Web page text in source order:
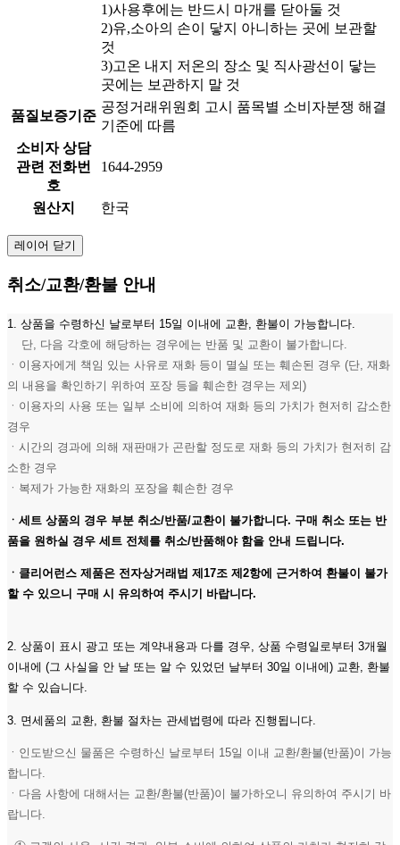
1)사용후에는 반드시 마개를 닫아둘 것
2)유,소아의 손이 닿지 아니하는 곳에 보관할
것
3)고온 내지 저온의 장소 및 직사광선이 닿는
곳에는 보관하지 말 것
품질보증기준
공정거래위원회 고시 품목별 소비자분쟁 해결
기준에 따름
소비자 상담
관련 전화번
호
1644-2959
원산지 한국
레이어 닫기
취소/교환/환불 안내
1. 상품을 수령하신 날로부터 15일 이내에 교환, 환불이 가능합니다.
단, 다음 각호에 해당하는 경우에는 반품 및 교환이 불가합니다.
ㆍ이용자에게 책임 있는 사유로 재화 등이 멸실 또는 훼손된 경우 (단, 재화
의 내용을 확인하기 위하여 포장 등을 훼손한 경우는 제외)
ㆍ이용자의 사용 또는 일부 소비에 의하여 재화 등의 가치가 현저히 감소한
경우
ㆍ시간의 경과에 의해 재판매가 곤란할 정도로 재화 등의 가치가 현저히 감
소한 경우
ㆍ복제가 가능한 재화의 포장을 훼손한 경우
ㆍ세트 상품의 경우 부분 취소/반품/교환이 불가합니다. 구매 취소 또는 반
품을 원하실 경우 세트 전체를 취소/반품해야 함을 안내 드립니다.
ㆍ클리어런스 제품은 전자상거래법 제17조 제2항에 근거하여 환불이 불가
할 수 있으니 구매 시 유의하여 주시기 바랍니다.
2. 상품이 표시 광고 또는 계약내용과 다를 경우, 상품 수령일로부터 3개월
이내에 (그 사실을 안 날 또는 알 수 있었던 날부터 30일 이내에) 교환, 환불
할 수 있습니다.
3. 면세품의 교환, 환불 절차는 관세법령에 따라 진행됩니다.
ㆍ인도받으신 물품은 수령하신 날로부터 15일 이내 교환/환불(반품)이 가능
합니다.
ㆍ다음 사항에 대해서는 교환/환불(반품)이 불가하오니 유의하여 주시기 바
랍니다.